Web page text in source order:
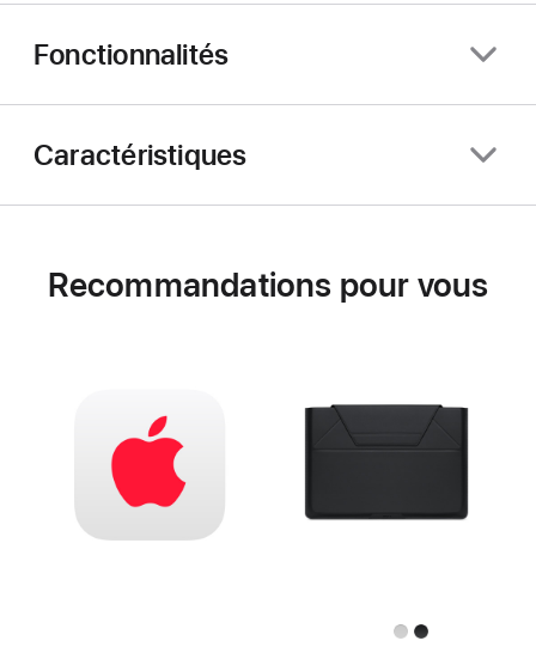
Fonctionnalités
Caractéristiques
Recommandations pour vous